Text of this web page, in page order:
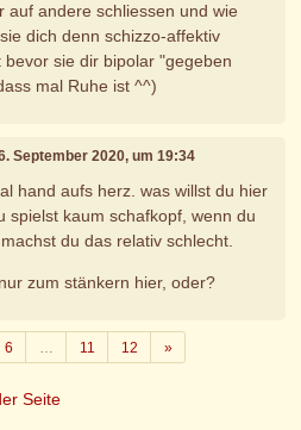
auf andere schliessen und wie
dich denn schizzo-affektiv
bevor sie dir bipolar "gegeben
mal Ruhe ist ^^)
September 2020, um 19:34
hand aufs herz. was willst du hier
spielst kaum schafkopf, wenn du
du das relativ schlecht.
zum stänkern hier, oder?
6 11 12 »Weiter
Seite